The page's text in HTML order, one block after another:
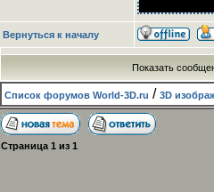
Вернуться к началу
Показать
Список форумов World-3D.ru / 3D
Страница 1 из 1